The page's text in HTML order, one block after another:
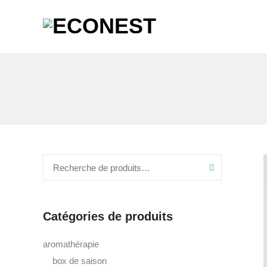
Catégories de produits
aromathérapie
box de saison